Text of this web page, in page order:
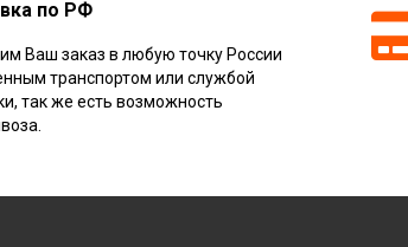
по РФ
Ваш заказ в любую точку России
транспортом или службой
так же есть возможность